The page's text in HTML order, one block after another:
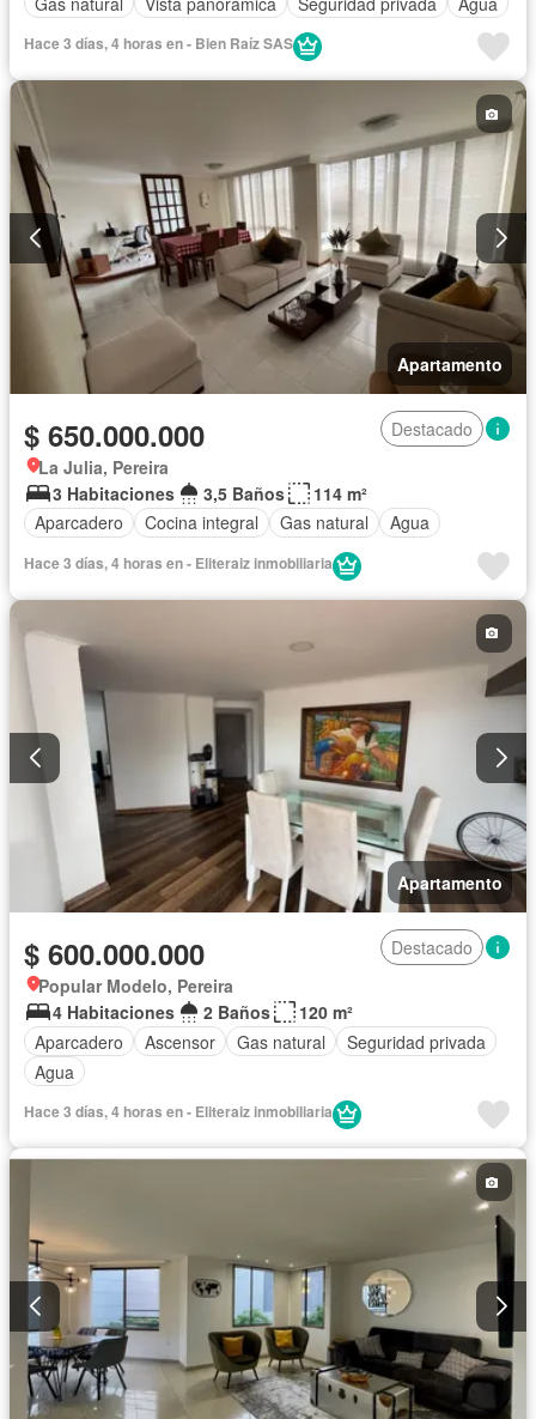
Hace 3 días, 4 horas en - Bien Raíz SAS
Apartamento
$ 650.000.000
Destacado
La Julia, Pereira
3 Habitaciones
3,5 Baños
114 m²
Aparcadero
Cocina integral Gas natural Agua
Hace 3 días, 4 horas en - Eliteraiz inmobiliaria
Apartamento
$ 600.000.000
Destacado
Popular Modelo, Pereira
4 Habitaciones
2 Baños
120 m²
Aparcadero
Ascensor Gas natural
Seguridad privada
Agua
Hace 3 días, 4 horas en - Eliteraiz inmobiliaria